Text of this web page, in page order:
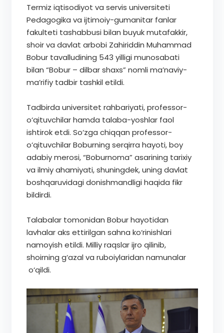
Termiz iqtisodiyot va servis universiteti
Pedagogika va ijtimoiy-gumanitar fanlar
fakulteti tashabbusi bilan buyuk mutafakkir,
shoir va davlat arbobi Zahiriddin Muhammad
Bobur tavalludining 543 yilligi munosabati
bilan “Bobur – dilbar shaxs” nomli ma’naviy-
ma’rifiy tadbir tashkil etildi.
Tadbirda universitet rahbariyati, professor-
o‘qituvchilar hamda talaba-yoshlar faol
ishtirok etdi. So‘zga chiqqan professor-
o‘qituvchilar Boburning serqirra hayoti, boy
adabiy merosi, “Boburnoma” asarining tarixiy
va ilmiy ahamiyati, shuningdek, uning davlat
boshqaruvidagi donishmandligi haqida fikr
bildirdi.
Talabalar tomonidan Bobur hayotidan
lavhalar aks ettirilgan sahna ko‘rinishlari
namoyish etildi. Milliy raqslar ijro qilinib,
shoirning g‘azal va ruboiylaridan namunalar
o‘qildi.